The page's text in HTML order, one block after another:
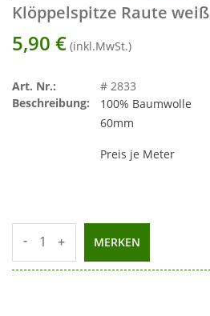
Klöppelspitze Raute weiß
5,90 € (inkl.MwSt.)
Art. Nr.:
# 2833
Beschreibung:
100% Baumwolle
60mm
Preis je Meter
- + MERKEN